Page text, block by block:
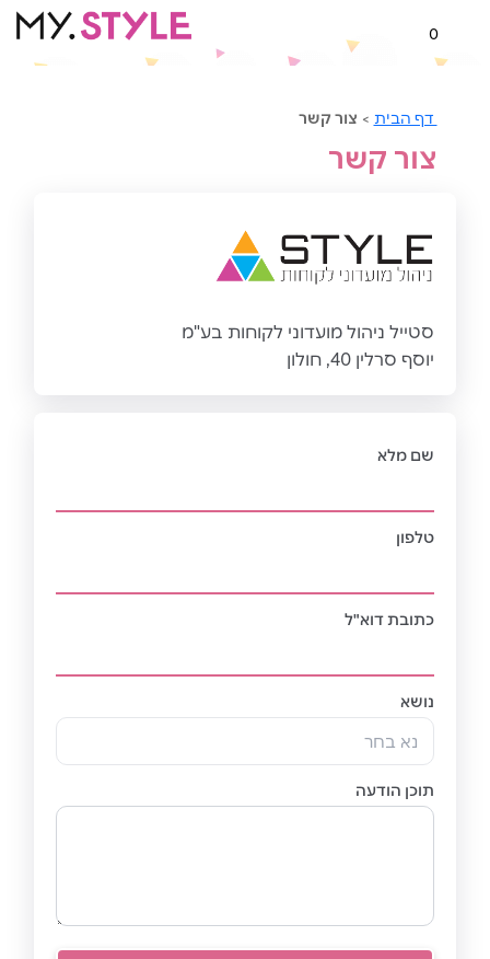
0
דף הבית > צור קשר
צור קשר
סטייל ניהול מועדוני לקוחות בע"מ
יוסף סרלין 40, חולון
שם מלא
טלפון
כתובת דוא"ל
נושא
נא בחר
תוכן הודעה